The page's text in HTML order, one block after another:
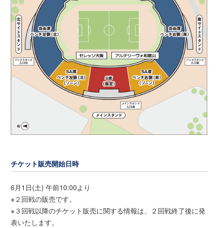
チケット販売開始日時
6月1日(土) 午前10:00より
※２回戦の販売です。
※３回戦以降のチケット販売に関する情報は、２回戦終了後に発
表いたします。